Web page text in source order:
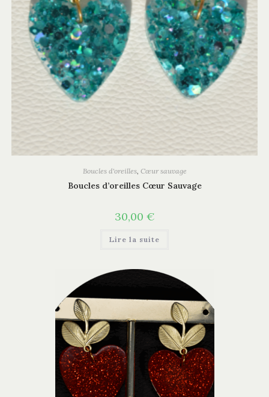
Boucles d'oreilles, Cœur sauvage
Boucles d’oreilles Cœur Sauvage
30,00 €
Lire la suite